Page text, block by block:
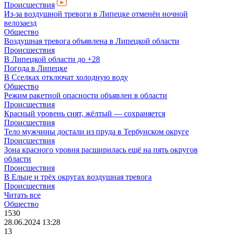
Происшествия
Из-за воздушной тревоги в Липецке отменён ночной
велозаезд
Общество
Воздушная тревога объявлена в Липецкой области
Происшествия
В Липецкой области до +28
Погода в Липецке
В Сселках отключат холодную воду
Общество
Режим ракетной опасности объявлен в области
Происшествия
Красный уровень снят, жёлтый — сохраняется
Происшествия
Тело мужчины достали из пруда в Тербунском округе
Происшествия
Зона красного уровня расширилась ещё на пять округов
области
Происшествия
В Ельце и трёх округах воздушная тревога
Происшествия
Читать все
Общество
1530
28.06.2024 13:28
13